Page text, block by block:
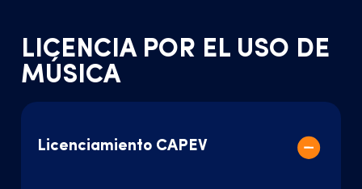
LICENCIA POR EL USO DE
MÚSICA
Licenciamiento CAPEV